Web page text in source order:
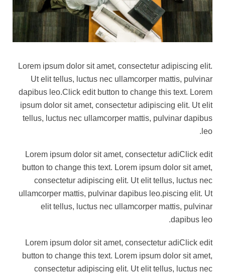
Lorem ipsum dolor sit amet, consectetur adipiscing elit.
Ut elit tellus, luctus nec ullamcorper mattis, pulvinar
dapibus leo.Click edit button to change this text. Lorem
ipsum dolor sit amet, consectetur adipiscing elit. Ut elit
tellus, luctus nec ullamcorper mattis, pulvinar dapibus
leo.
Lorem ipsum dolor sit amet, consectetur adiClick edit
button to change this text. Lorem ipsum dolor sit amet,
consectetur adipiscing elit. Ut elit tellus, luctus nec
ullamcorper mattis, pulvinar dapibus leo.piscing elit. Ut
elit tellus, luctus nec ullamcorper mattis, pulvinar
dapibus leo.
Lorem ipsum dolor sit amet, consectetur adiClick edit
button to change this text. Lorem ipsum dolor sit amet,
consectetur adipiscing elit. Ut elit tellus, luctus nec